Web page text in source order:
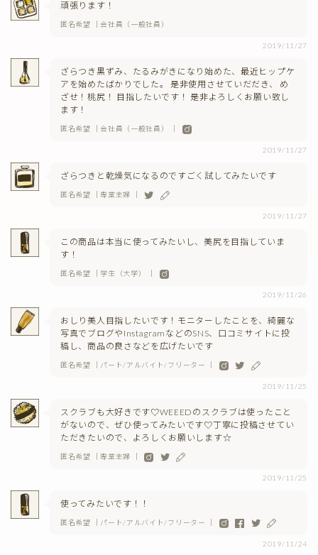
頑張ります！
匿名希望 ｜会社員（一般社員）
2019/11/27
ざらつき黒ずみ、たるみがきになり始めた、最近ヒップケ
アを始めたばかりでした。 是非使用させていだだき、 め
ざせ！桃尻！ 目指したいです！ 是非よろしくお願い致し
ます！
匿名希望 ｜会社員（一般社員） ｜
2019/11/27
ざらつきと乾燥気になるのですごく試してみたいです
匿名希望 ｜専業主婦 ｜
2019/11/27
この商品は本当に使ってみたいし、美尻を目指していま
す！
匿名希望 ｜学生（大学） ｜
2019/11/26
おしり美人目指したいです！モニターしたことを、綺麗な
写真でブログやInstagramなどのSNS、口コミサイトに投
稿し、商品の良さなどを広げたいです
匿名希望 ｜パート/アルバイト/フリーター ｜
2019/11/25
スクラブも大好きです♡WEEEDのスクラブは使ったこと
がないので、ぜひ使ってみたいです♡丁寧に投稿させてい
ただきたいので、よろしくお願いします☆
匿名希望 ｜専業主婦 ｜
2019/11/25
使ってみたいです！！
匿名希望 ｜パート/アルバイト/フリーター ｜
2019/11/24